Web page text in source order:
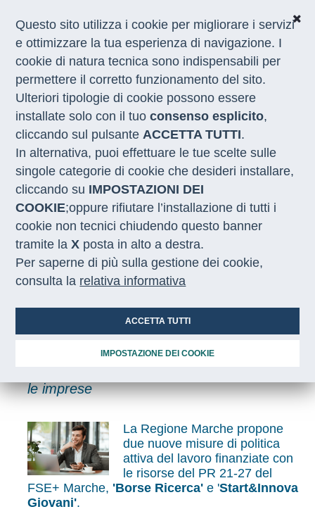
CHI SIAMO
COSA FACCIAMO
I NOSTRI SERVIZI
MEDIA
CON LE REGIONI
Home / Notizie / marche avvisi occupazione laureati
OPPORTUNITÀ DI LAVORO04.04.2024
Due avvisi della Regione
Marche per la creazione di
occupazione di qualità per
giovani aspiranti imprenditori
Al centro degli avvisi la ricerca e
le imprese
La Regione Marche propone
due nuove misure di politica
attiva del lavoro finanziate con
le risorse del PR 21-27 del
FSE+ Marche, 'Borse Ricerca' e 'Start&Innova
Giovani'.
Questo sito utilizza i cookie per migliorare i servizi
e ottimizzare la tua esperienza di navigazione. I
cookie di natura tecnica sono indispensabili per
permettere il corretto funzionamento del sito.
Ulteriori tipologie di cookie possono essere
installate solo con il tuoconsenso esplicito,
cliccando sul pulsanteACCETTA TUTTI.
In alternativa, puoi effettuare le tue scelte sulle
singole categorie di cookie che desideri installare,
cliccando su IMPOSTAZIONI DEI
COOKIE;oppure rifiutare l’installazione di tutti i
cookie non tecnici chiudendo questo banner
tramite laX posta in alto a destra.
Per saperne di più sulla gestione dei cookie,
consulta la relativa informativa
ACCETTA TUTTI
IMPOSTAZIONE DEI COOKIE